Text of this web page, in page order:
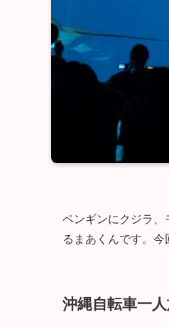
ペンギンにクジラ
るまあくんです。
沖縄自転車一